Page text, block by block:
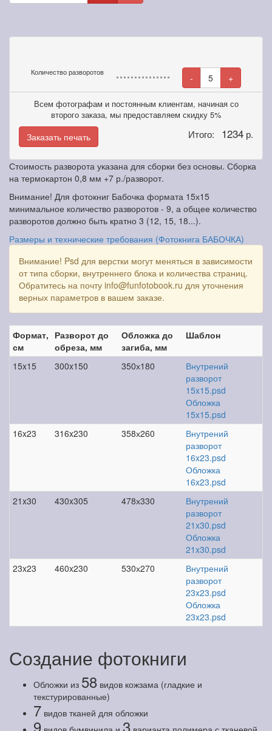
Количество разворотов - 5 +
Всем фотографам и постоянным клиентам, начиная со
второго заказа, мы предоставляем скидку 5%
Заказать печать Итого: 1234 р.
Стоимость разворота указана для сборки без основы. Сборка
на термокартон 0,8 мм +7 р./разворот.
Внимание! Для фотокниг Бабочка формата 15х15
минимальное количество разворотов - 9, а общее количество
разворотов должно быть кратно 3 (12, 15, 18...).
Размеры и технические требования (Фотокнига БАБОЧКА)
Внимание! Psd для верстки могут меняться в зависимости
от типа сборки, внутреннего блока и количества страниц.
Обратитесь на почту info@funfotobook.ru для уточнения
верных параметров в вашем заказе.
Формат,
см
Разворот до
обреза, мм
Обложка до
загиба, мм
Шаблон
15x15 300x150 350х180
Внутрений
разворот
15x15.psd
Обложка
15x15.psd
16x23
316x230 358х260
Внутрений
разворот
16x23.psd
Обложка
16x23.psd
21x30
430x305 478х330
Внутрений
разворот
21x30.psd
Обложка
21x30.psd
23x23
460x230 530х270
Внутрений
разворот
23x23.psd
Обложка
23x23.psd
Создание фотокниги
Обложки из 58 видов кожзама (гладкие и
текстурированные)
7 видов тканей для обложки
9 3